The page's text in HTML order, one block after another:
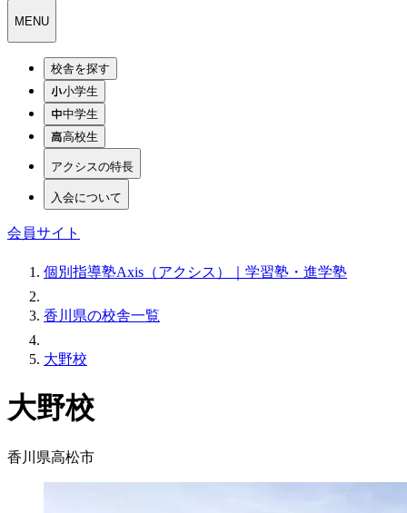
MENU
校舎を探す
小学生
中学生
高校生
アクシスの特長
入会について
会員サイト
個別指導塾Axis（アクシス）｜学習塾・進学塾
香川県の校舎一覧
大野校
大野校
香川県高松市